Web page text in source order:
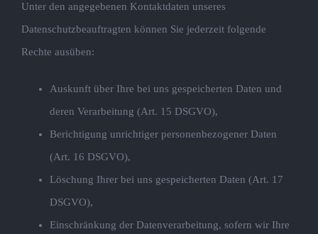
Unter den angegebenen Kontaktdaten unseres
Datenschutzbeauftragten können Sie jederzeit folgende
Rechte ausüben:
Auskunft über Ihre bei uns gespeicherten Daten und
deren Verarbeitung (Art. 15 DSGVO),
Berichtigung unrichtiger personenbezogener Daten
(Art. 16 DSGVO),
Löschung Ihrer bei uns gespeicherten Daten (Art. 17
DSGVO),
Einschränkung der Datenverarbeitung, sofern wir Ihre